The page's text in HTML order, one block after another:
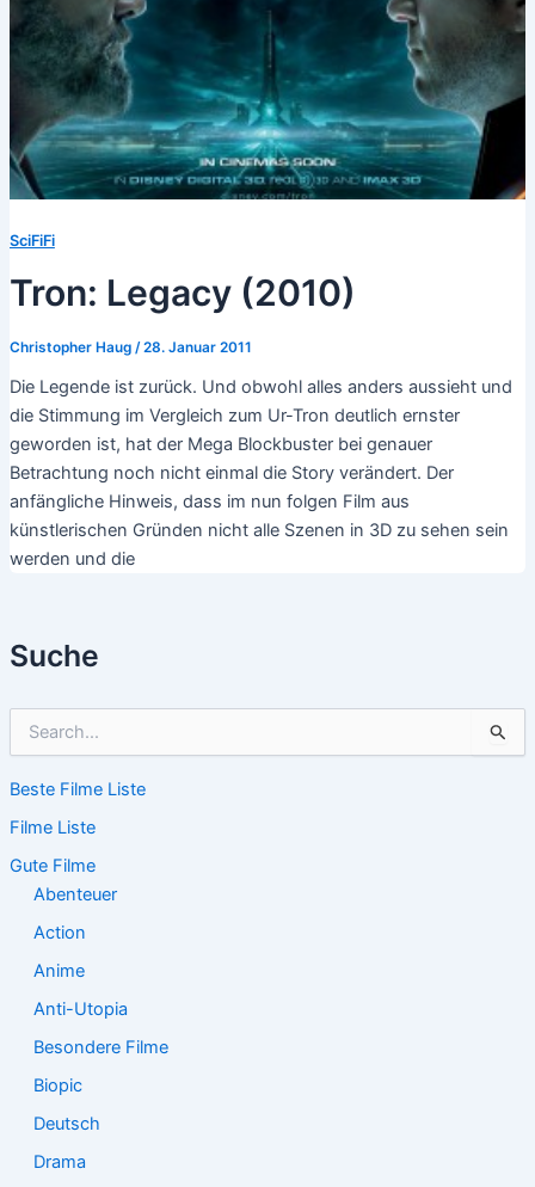
Suche
h
n
n
Beste Filme Liste
Filme Liste
Gute Filme
Abenteuer
Action
Anime
Anti-Utopia
Besondere Filme
Biopic
Deutsch
Drama
SciFiFi
Tron: Legacy (2010)
Christopher Haug /28. Januar 2011
Die Legende ist zurück. Und obwohl alles anders aussieht und
die Stimmung im Vergleich zum Ur-Tron deutlich ernster
geworden ist, hat der Mega Blockbuster bei genauer
Betrachtung noch nicht einmal die Story verändert. Der
anfängliche Hinweis, dass im nun folgen Film aus
künstlerischen Gründen nicht alle Szenen in 3D zu sehen sein
werden und die